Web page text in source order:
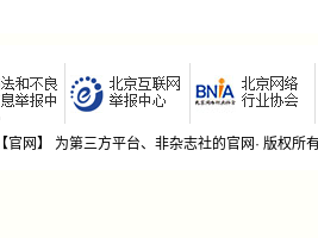
官网】 为第三方平台、非杂志社的官网· 版权